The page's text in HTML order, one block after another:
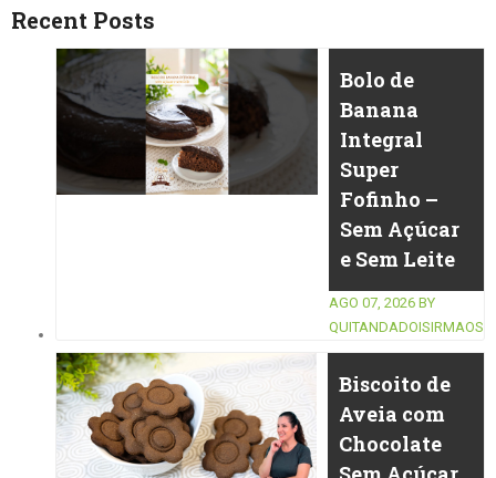
Recent Posts
Bolo de
Banana
Integral
Super
Fofinho –
Sem Açúcar
e Sem Leite
AGO 07, 2026 BY
QUITANDADOISIRMAOS
Biscoito de
Aveia com
Chocolate